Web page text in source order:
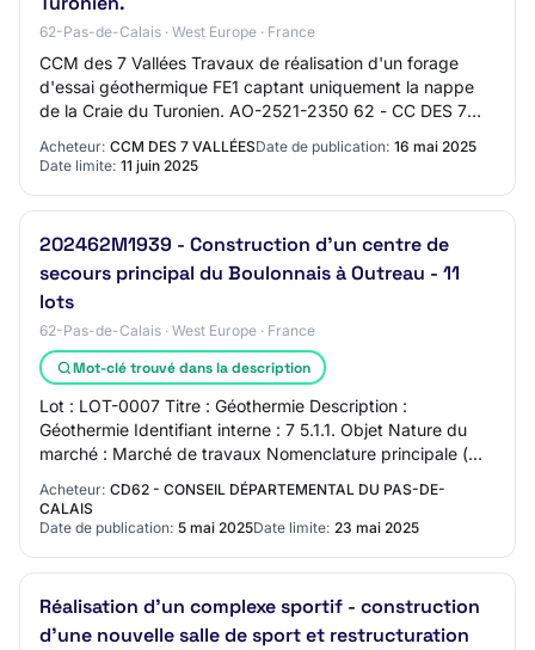
62-Pas-de-Calais · West Europe · France
CCM des 7 Vallées Travaux de réalisation d'un forage
d'essai géothermique FE1 captant uniquement la nappe
de la Craie du Turonien. AO-2521-2350 62 - CC DES 7
VALLEES Travaux Publics Procédure adaptée…
Acheteur: CCM DES 7 VALLÉESDate de publication: 16 mai 2025
Date limite: 11 juin 2025
202462M1939 - Construction d'un centre de
secours principal du Boulonnais à Outreau - 11
lots
62-Pas-de-Calais · West Europe · France
Mot-clé trouvé dans la description
Lot : LOT-0007 Titre : Géothermie Description :
Géothermie Identifiant interne : 7 5.1.1. Objet Nature du
marché : Marché de travaux Nomenclature principale (
cpv ): 45216121 Travaux de construction…
Acheteur: CD62 - CONSEIL DÉPARTEMENTAL DU PAS-DE-
CALAIS
Date de publication: 5 mai 2025Date limite: 23 mai 2025
Réalisation d'un complexe sportif - construction
d'une nouvelle salle de sport et restructuration